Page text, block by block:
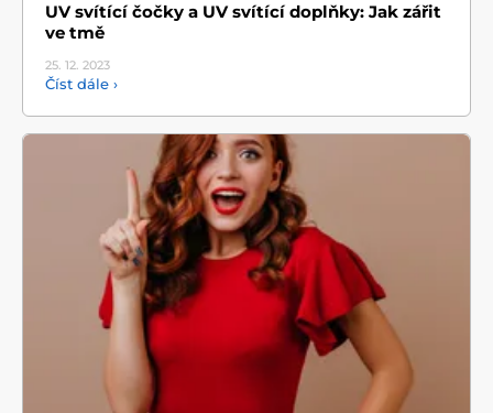
UV svítící čočky a UV svítící doplňky: Jak zářit
ve tmě
25. 12. 2023
Číst dále ›